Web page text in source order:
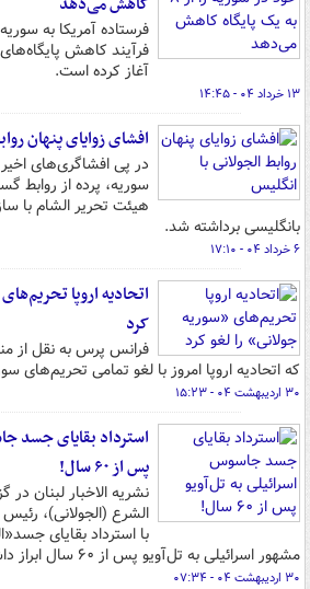
فرستاده آمریکا به
فرآیند کاهش
آغاز کرده است.
۱۳ خرداد ۰۴ - ۱۴:۴۵
افشای زوایای پنهان
در پی افشاگری‌های
سوریه، پرده از روابط
هیئت تحریر الشام با
بانگلیسی برداشته شد.
۶ خرداد ۰۴ - ۱۷:۱۰
اتحادیه اروپا
کرد
فرانس پرس به نقل از
که اتحادیه اروپا امروز با لغو تمامی تحریم‌های
۳۰ اردیبهشت ۰۴ - ۱۵:۲۳
استرداد بقایای جسد
پس از ۶۰ سال!
نشریه الاخبار لبنان
الشرع (الجولانی)‌،
با استرداد بقایای
مشهور اسرائیلی به تل‌آویو پس از ۶۰ سال ابراز داشته است.
۳۰ اردیبهشت ۰۴ - ۰۷:۳۴